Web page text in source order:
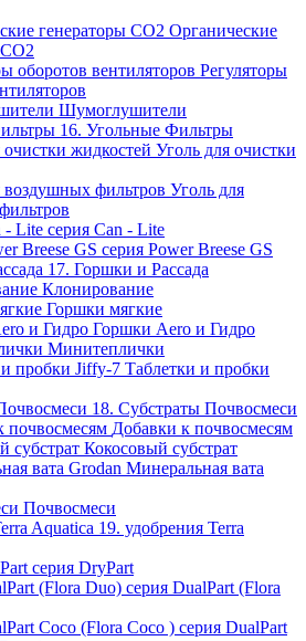
Органические
СО2
Регуляторы
Шумоглушители
16. Угольные Фильтры
Уголь для очистки
Уголь для
серия Can - Lite
серия Power Breese GS
17. Горшки и Рассада
Клонирование
Горшки мягкие
Горшки Aero и Гидро
Минитеплички
Таблетки и пробки
18. Субстраты Почвосмеси
Добавки к почвосмесям
Кокосовый субстрат
Минеральная вата
Почвосмеси
19. удобрения Terra
серия DryPart
серия DualPart (Flora
серия DualPart